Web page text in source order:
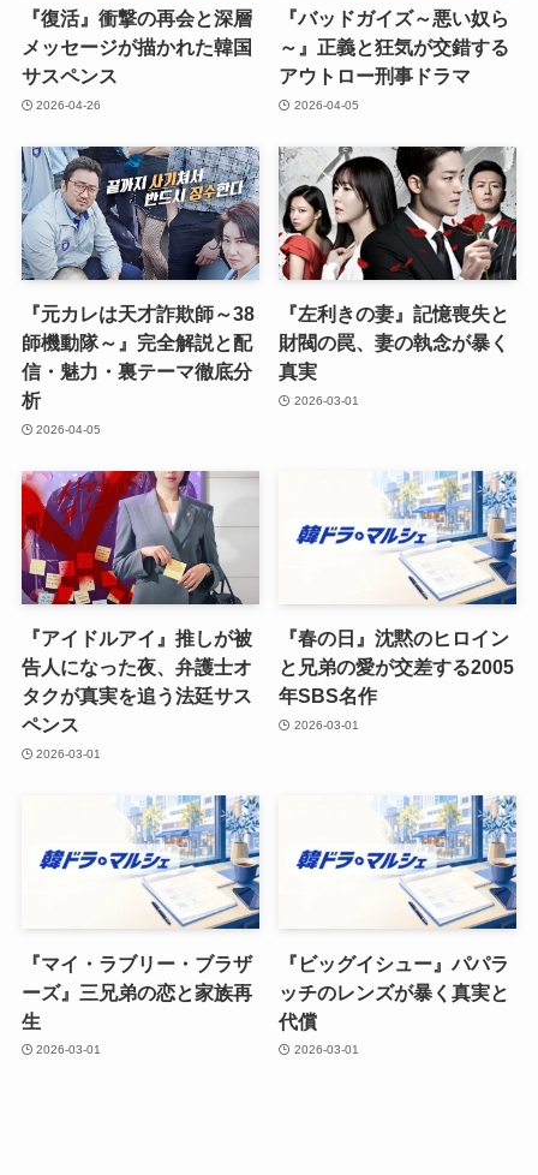
『復活』衝撃の再会と深層
メッセージが描かれた韓国
サスペンス
2026-04-26
『バッドガイズ～悪い奴ら
～』正義と狂気が交錯する
アウトロー刑事ドラマ
2026-04-05
『元カレは天才詐欺師～38
師機動隊～』完全解説と配
信・魅力・裏テーマ徹底分
析
2026-04-05
『左利きの妻』記憶喪失と
財閥の罠、妻の執念が暴く
真実
2026-03-01
『アイドルアイ』推しが被
告人になった夜、弁護士オ
タクが真実を追う法廷サス
ペンス
2026-03-01
『春の日』沈黙のヒロイン
と兄弟の愛が交差する2005
年SBS名作
2026-03-01
『マイ・ラブリー・ブラザ
ーズ』三兄弟の恋と家族再
生
2026-03-01
『ビッグイシュー』パパラ
ッチのレンズが暴く真実と
代償
2026-03-01